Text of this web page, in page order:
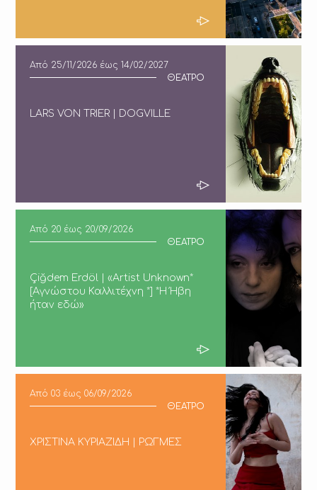
Από 25/11/2026 έως14/02/2027
ΘΕΑΤΡΟ
LARS VON TRIER | DOGVILLE
Από 20 έως 20/09/2026
ΘΕΑΤΡΟ
Çiğdem Erdöl | «Artist Unknown*
[Αγνώστου Καλλιτέχνη *] *Η Ήβη
ήταν εδώ»
Από03 έως06/09/2026
ΘΕΑΤΡΟ
ΧΡΙΣΤΙΝΑ ΚΥΡΙΑΖΙΔΗ | ΡΩΓΜΕΣ